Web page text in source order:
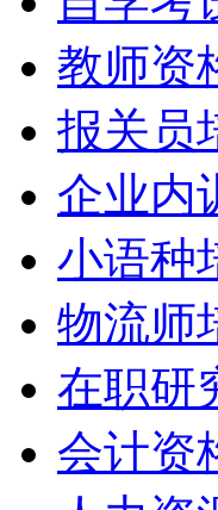
教师资
报关员
企业内
小语种
物流师
在职研
会计资